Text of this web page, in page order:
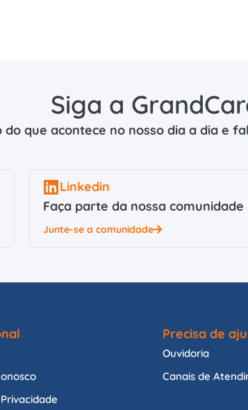
Siga a
que acontece no nosso dia a dia e
Linkedin
Faça parte da nossa comunidade
Junte-se a comunidade
Precisa de
Ouvidoria
Canais de